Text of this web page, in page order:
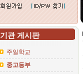
기관 게시판
주일학교
중고등부